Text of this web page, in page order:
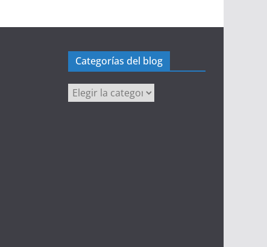
Categorías del blog
Categorías
del